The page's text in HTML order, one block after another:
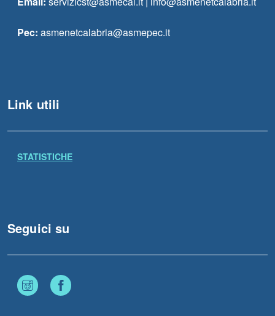
Pec: asmenetcalabria@asmepec.it
Link utili
STATISTICHE
Seguici su
Instagram